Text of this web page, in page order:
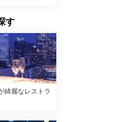
す
綺麗なレストラ